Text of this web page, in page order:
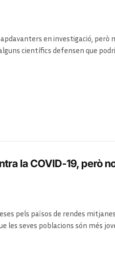
en investigació, però
científics defensen que
la COVID-19, però
pels països de rendes
les seves poblacions són més